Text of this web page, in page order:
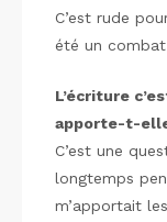
C’est rude
été un
L’écriture
apporte-t-
C’est une
longtemps
m’apportait